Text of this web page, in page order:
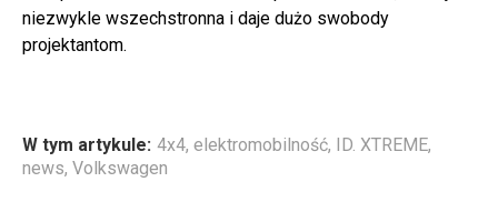
niezwykle wszechstronna i daje dużo swobody
projektantom.
W tym artykule: 4x4, elektromobilność, ID. XTREME,
news, Volkswagen